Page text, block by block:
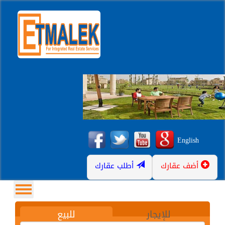
English
أضف عقارك أطلب عقارك
للبيع للإيجار